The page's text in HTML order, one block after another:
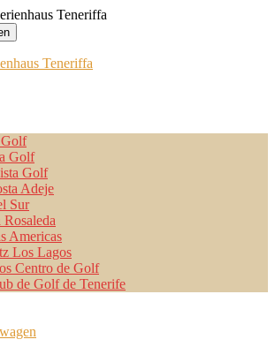
Teneriffa
Golf
Golf
Adeje
Sur
Americas
Los Lagos
Centro de Golf
de Golf de Tenerife